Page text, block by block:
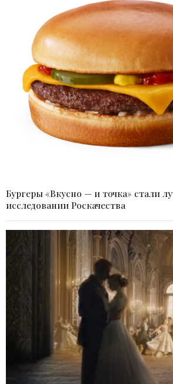
Бургеры «Вкусно — и точка» стали
исследовании Роскачества